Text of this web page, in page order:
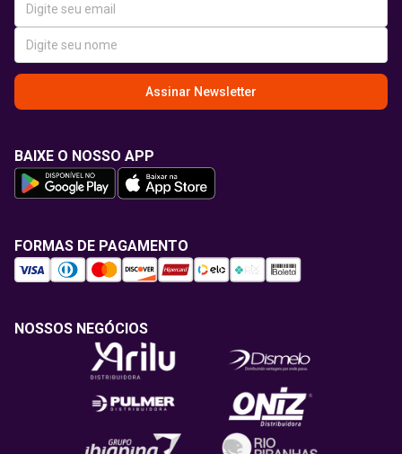
Assinar Newsletter
BAIXE O NOSSO APP
FORMAS DE PAGAMENTO
NOSSOS NEGÓCIOS